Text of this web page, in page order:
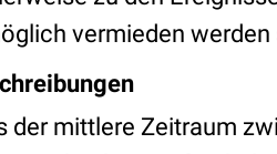
vermieden werden
der mittlere Zeitraum